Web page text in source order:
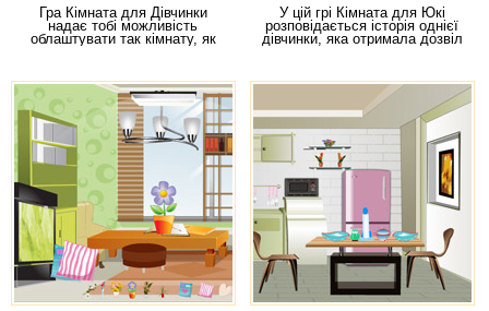
Гра Кімната для Дівчинки
надає тобі можливість
облаштувати так кімнату, як
У цій грі Кімната для Юкі
розповідається історія однієї
дівчинки, яка отримала дозвіл